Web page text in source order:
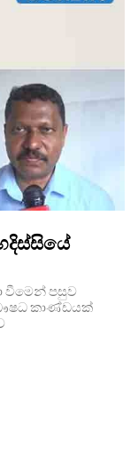
වීමෙන් පසුව
කාණ්ඩයක්